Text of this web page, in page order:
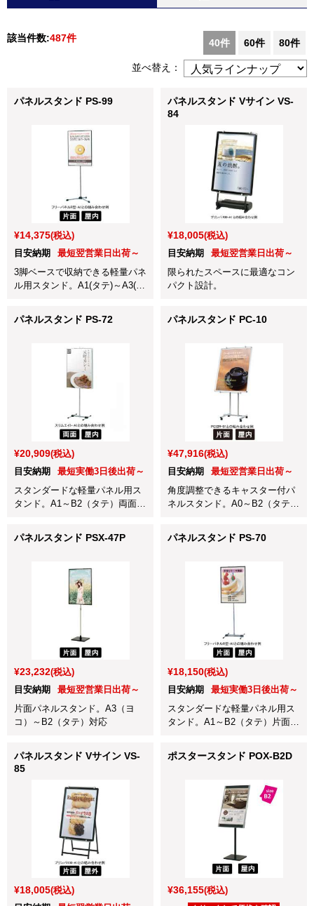
該当件数:487件 40件 60件 80件
並べ替え：
パネルスタンド PS-99
¥14,375(税込)
目安納期
最短翌営業日出荷～
3脚ベースで収納できる軽量パネ
ル用スタンド。A1(タテ)～A3(ヨ
パネルスタンド Vサイン VS-
84
¥18,005(税込)
目安納期
最短翌営業日出荷～
限られたスペースに最適なコン
パクト設計。
パネルスタンド PS-72
¥20,909(税込)
目安納期
最短実働3日後出荷～
スタンダードな軽量パネル用ス
タンド。A1～B2（タテ）両面対
パネルスタンド PC-10
¥47,916(税込)
目安納期
最短翌営業日出荷～
角度調整できるキャスター付パ
ネルスタンド。A0～B2（タテ）
パネルスタンド PSX-47P
¥23,232(税込)
目安納期
最短翌営業日出荷～
片面パネルスタンド。A3（ヨ
コ）～B2（タテ）対応
パネルスタンド PS-70
¥18,150(税込)
目安納期
最短実働3日後出荷～
スタンダードな軽量パネル用ス
タンド。A1～B2（タテ）片面対
パネルスタンド Vサイン VS-
85
¥18,005(税込)
ポスタースタンド POX-B2D
¥36,155(税込)